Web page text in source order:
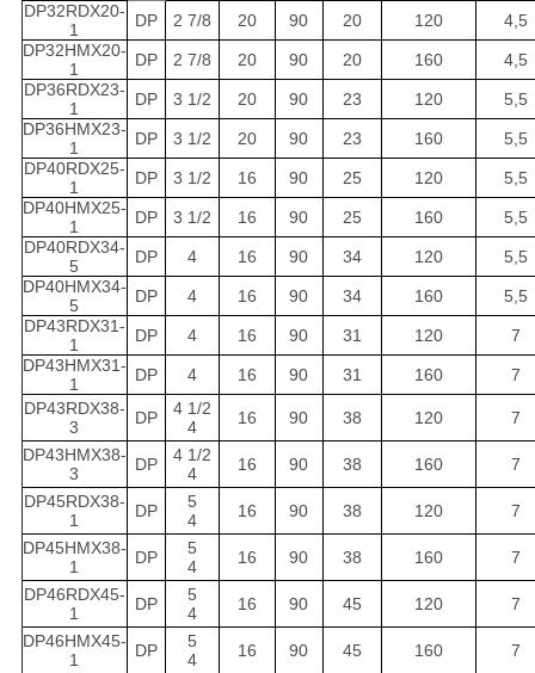
DP32RDX20-
1
DP 2 7/8 20 90 20 120
4,5
DP32HMX20-
1
DP 2 7/8 20 90 20 160
4,5
DP36RDX23-
1
DP 3 1/2 20 90 23 120
5,5
DP36HMX23-
1
DP 3 1/2 20 90 23 160
5,5
DP40RDX25-
1
DP 3 1/2 16 90 25 120
5,5
DP40HMX25-
1
DP 3 1/2 16 90 25 160
5,5
DP40RDX34-
5
DP 4 16 90 34 120
5,5
DP40HMX34-
5
DP 4 16 90 34 160
5,5
DP43RDX31-
1
DP 4 16 90 31 120
7
DP43HMX31-
1
DP 4 16 90 31 160
7
DP43RDX38-
3
DP
4 1/2
4
16 90 38 120
7
DP43HMX38-
3
DP
4 1/2
4
16 90 38 160
7
DP45RDX38-
1
DP
5
4
16 90 38 120
7
DP45HMX38-
1
DP
5
4
16 90 38 160
7
DP46RDX45-
1
DP
5
4
16 90 45 120
7
DP46HMX45-
1
DP
5
4
16 90 45 160
7